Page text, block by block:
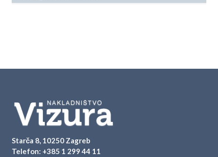
Starča 8, 10250 Zagreb
Telefon: +385 1 299 44 11